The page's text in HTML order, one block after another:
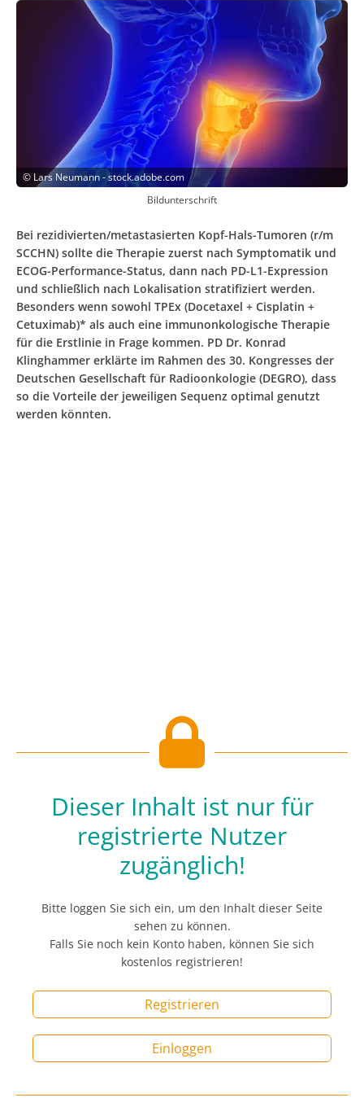
© Lars Neumann - stock.adobe.com
Bildunterschrift
Bei rezidivierten/metastasierten Kopf-Hals-Tumoren (r/m
SCCHN) sollte die Therapie zuerst nach Symptomatik und
ECOG-Performance-Status, dann nach PD-L1-Expression
und schließlich nach Lokalisation stratifiziert werden.
Besonders wenn sowohl TPEx (Docetaxel + Cisplatin +
Cetuximab)* als auch eine immunonkologische Therapie
für die Erstlinie in Frage kommen. PD Dr. Konrad
Klinghammer erklärte im Rahmen des 30. Kongresses der
Deutschen Gesellschaft für Radioonkologie (DEGRO), dass
so die Vorteile der jeweiligen Sequenz optimal genutzt
werden könnten.
Dieser Inhalt ist nur für
registrierte Nutzer
zugänglich!
Bitte loggen Sie sich ein, um den Inhalt dieser Seite
sehen zu können.
Falls Sie noch kein Konto haben, können Sie sich
kostenlos registrieren!
Registrieren
Einloggen